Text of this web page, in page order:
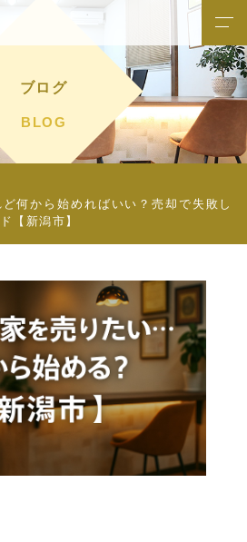
ブログ
BLOG
何から始めればいい？売却で失敗し
【新潟市】